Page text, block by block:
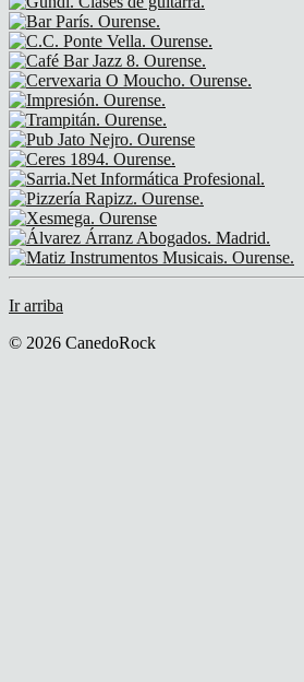
Ir arriba
© 2026 CanedoRock